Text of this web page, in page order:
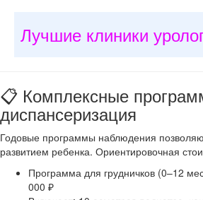
Лучшие клиники
📋 Комплексные
диспансеризация
Годовые программы наблюдения
развитием ребенка. Ориентировочная
Программа для грудничков (0–12
000 ₽